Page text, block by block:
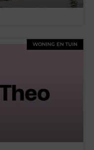
WONING EN TUIN